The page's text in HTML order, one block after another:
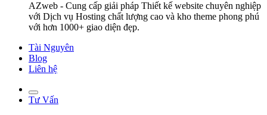
AZweb - Cung cấp giải pháp Thiết kế website chuyên nghiệp
với Dịch vụ Hosting chất lượng cao và kho theme phong phú
với hơn 1000+ giao diện đẹp.
Tài Nguyên
Blog
Liên hệ
Tư Vấn